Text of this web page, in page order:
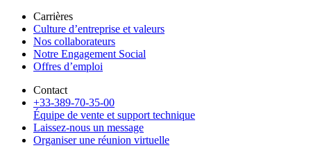
Carrières
Culture d’entreprise et valeurs
Nos collaborateurs
Notre Engagement Social
Offres d’emploi
Contact
+33-389-70-35-00
Équipe de vente et support technique
Laissez-nous un message
Organiser une réunion virtuelle